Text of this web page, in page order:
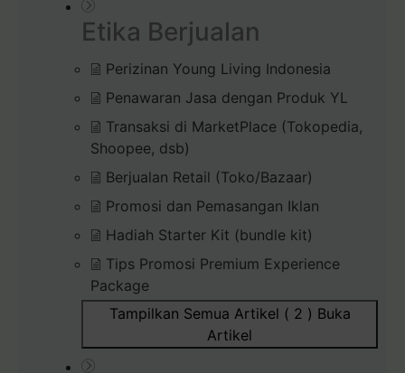
Etika Berjualan
Perizinan Young Living Indonesia
Penawaran Jasa dengan Produk YL
Transaksi di MarketPlace (Tokopedia,
Shoopee, dsb)
Berjualan Retail (Toko/Bazaar)
Promosi dan Pemasangan Iklan
Hadiah Starter Kit (bundle kit)
Tips Promosi Premium Experience
Package
Tampilkan Semua Artikel ( 2 ) Buka
Artikel